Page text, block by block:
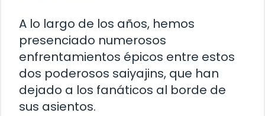
A lo largo de los años, hemos
presenciado numerosos
enfrentamientos épicos entre estos
dos poderosos saiyajins, que han
dejado a los fanáticos al borde de
sus asientos.